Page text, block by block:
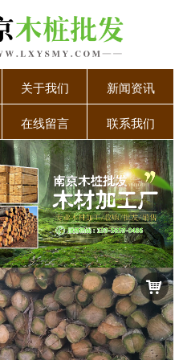
关于我们 新闻资讯
在线留言 联系我们
낙